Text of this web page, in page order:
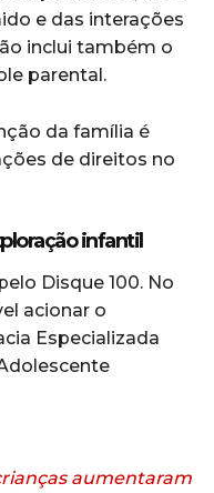
e das interações
inclui também o
parental.
da família é
de direitos no
infantil
Disque 100. No
acionar o
Especializada
aumentaram